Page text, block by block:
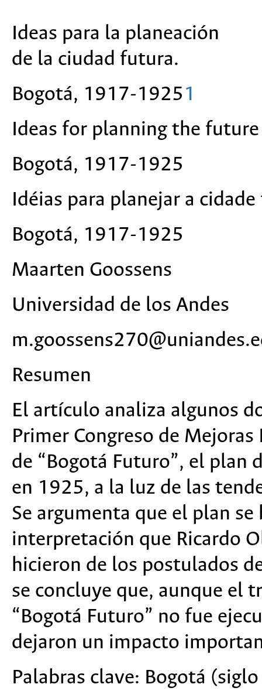
Ideas para la planeación
de la ciudad futura.
Bogotá, 1917-19251
Ideas for planning the
Bogotá, 1917-1925
Idéias para planejar a
Bogotá, 1917-1925
Maarten Goossens
Universidad de los Andes
Resumen
El artículo analiza algunos
Primer Congreso de
de “Bogotá Futuro”, el plan
en 1925, a la luz de las
Se argumenta que el plan
interpretación que Ricardo
hicieron de los postulados
se concluye que, aunque el
“Bogotá Futuro” no fue
dejaron un impacto
Palabras clave: Bogotá